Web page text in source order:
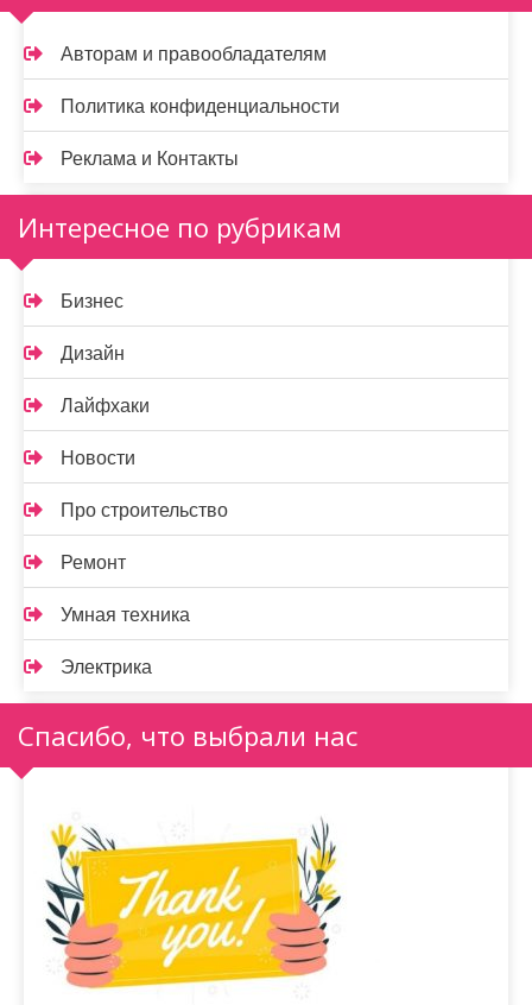
Авторам и правообладателям
Политика конфиденциальности
Реклама и Контакты
Интересное по рубрикам
Бизнес
Дизайн
Лайфхаки
Новости
Про строительство
Ремонт
Умная техника
Электрика
Спасибо, что выбрали нас